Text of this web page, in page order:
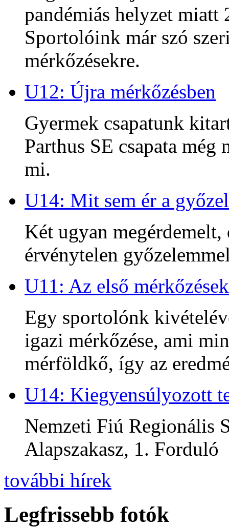
pandémiás helyzet
Sportolóink már szó
mérkőzésekre.
U12: Újra mérkőzésben
Gyermek csapatunk
Parthus SE csapata
mi.
U14: Mit sem ér a
Két ugyan
érvénytelen
U11: Az első mérkőzések
Egy sportolónk
igazi mérkőzése, ami
mérföldkő, így az
U14: Kiegyensúlyozott
Nemzeti Fiú Regionális
Alapszakasz, 1. Forduló
további hírek
Legfrissebb fotók